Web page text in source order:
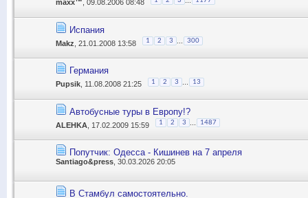
maxx™ , 09.08.2006 08:48
Испания
Makz , 21.01.2008 13:58 1 2 3 ... 300
Германия
Pupsik , 11.08.2008 21:25 1 2 3 13
Автобусные туры в Европу!?
ALEHKA , 17.02.2009 15:59 1 2 3 1487
Попутчик: Одесса - Кишинев на 7 апреля
Santiago&press , 30.03.2026 20:05
В Стамбул самостоятельно.